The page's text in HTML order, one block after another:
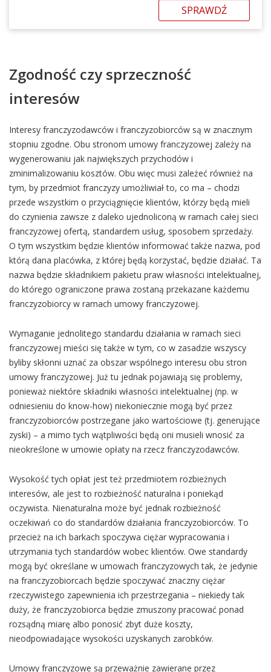
SPRAWDŹ
Zgodność czy sprzeczność
interesów
Interesy franczyzodawców i franczyzobiorców są w znacznym
stopniu zgodne. Obu stronom umowy franczyzowej zależy na
wygenerowaniu jak największych przychodów i
zminimalizowaniu kosztów. Obu więc musi zależeć również na
tym, by przedmiot franczyzy umożliwiał to, co ma – chodzi
przede wszystkim o przyciągnięcie klientów, którzy będą mieli
do czynienia zawsze z daleko ujednoliconą w ramach całej sieci
franczyzowej ofertą, standardem usług, sposobem sprzedaży.
O tym wszystkim będzie klientów informować także nazwa, pod
którą dana placówka, z której będą korzystać, będzie działać. Ta
nazwa będzie składnikiem pakietu praw własności intelektualnej,
do którego ograniczone prawa zostaną przekazane każdemu
franczyzobiorcy w ramach umowy franczyzowej.
Wymaganie jednolitego standardu działania w ramach sieci
franczyzowej mieści się także w tym, co w zasadzie wszyscy
byliby skłonni uznać za obszar wspólnego interesu obu stron
umowy franczyzowej. Już tu jednak pojawiają się problemy,
ponieważ niektóre składniki własności intelektualnej (np. w
odniesieniu do know-how) niekoniecznie mogą być przez
franczyzobiorców postrzegane jako wartościowe (tj. generujące
zyski) – a mimo tych wątpliwości będą oni musieli wnosić za
nieokreślone w umowie opłaty na rzecz franczyzodawców.
Wysokość tych opłat jest też przedmiotem rozbieżnych
interesów, ale jest to rozbieżność naturalna i poniekąd
oczywista. Nienaturalna może być jednak rozbieżność
oczekiwań co do standardów działania franczyzobiorców. To
przecież na ich barkach spoczywa ciężar wypracowania i
utrzymania tych standardów wobec klientów. Owe standardy
mogą być określane w umowach franczyzowych tak, że jedynie
na franczyzobiorcach będzie spoczywać znaczny ciężar
rzeczywistego zapewnienia ich przestrzegania – niekiedy tak
duży, że franczyzobiorca będzie zmuszony pracować ponad
rozsądną miarę albo ponosić zbyt duże koszty,
nieodpowiadające wysokości uzyskanych zarobków.
Umowy franczyzowe są przeważnie zawierane przez